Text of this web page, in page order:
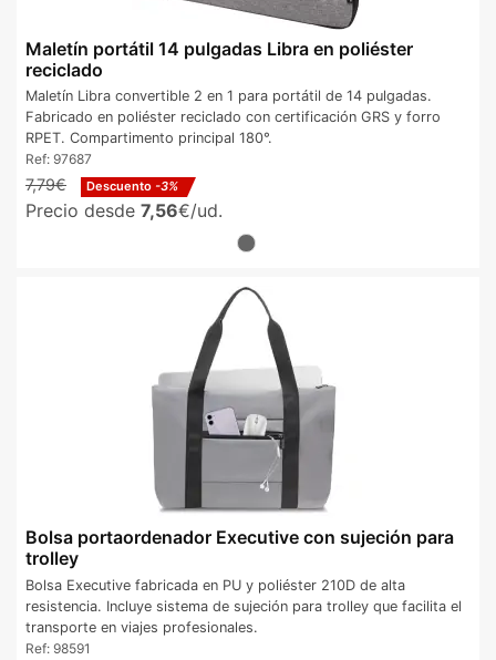
Maletín portátil 14 pulgadas Libra en poliéster
reciclado
Maletín Libra convertible 2 en 1 para portátil de 14 pulgadas.
Fabricado en poliéster reciclado con certificación GRS y forro
RPET. Compartimento principal 180°.
Ref: 97687
7,79€ Descuento -3%
Precio desde 7,56€/ud.
Bolsa portaordenador Executive con sujeción para
trolley
Bolsa Executive fabricada en PU y poliéster 210D de alta
resistencia. Incluye sistema de sujeción para trolley que facilita el
transporte en viajes profesionales.
Ref: 98591